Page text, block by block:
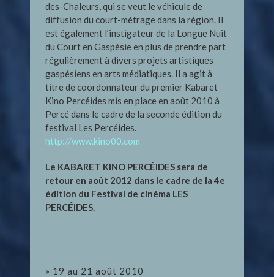
des-Chaleurs, qui se veut le véhicule de
diffusion du court-métrage dans la région. Il
est également l’instigateur de la Longue Nuit
du Court en Gaspésie en plus de prendre part
régulièrement à divers projets artistiques
gaspésiens en arts médiatiques. Il a agit à
titre de coordonnateur du premier Kabaret
Kino Percéides mis en place en août 2010 à
Percé dans le cadre de la seconde édition du
festival Les Percéides.
http://www.kino00.com
Le KABARET KINO PERCÉIDES sera de
retour en août 2012 dans le cadre de la 4e
édition du Festival de cinéma LES
PERCÉIDES.
» 19 au 21 août 2010